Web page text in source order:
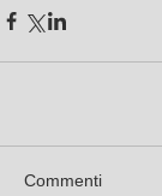
Commenti